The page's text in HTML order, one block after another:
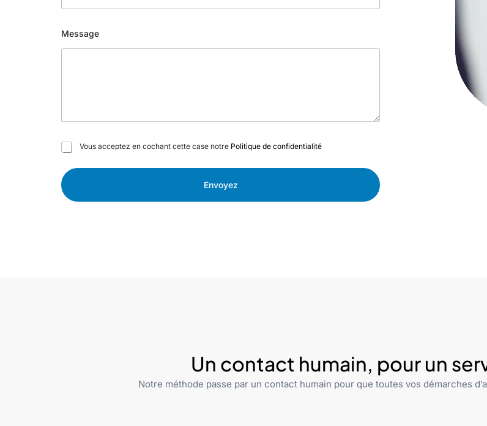
Message
C
e
s
Vous acceptez en cochant cette case notre Politique de confidentialité
Envoyez
Un contact humain, pour un
Notre méthode passe par un contact humain pour que toutes vos démarches